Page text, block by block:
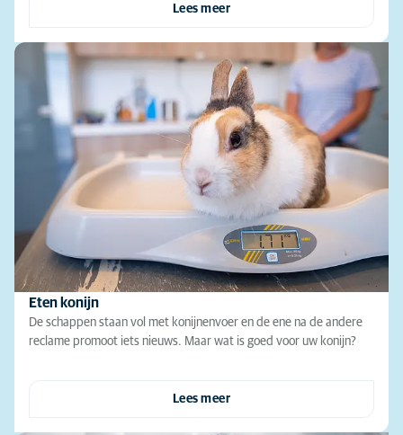
Lees meer
Eten konijn
De schappen staan vol met konijnenvoer en de ene na de andere
reclame promoot iets nieuws. Maar wat is goed voor uw konijn?
Lees meer